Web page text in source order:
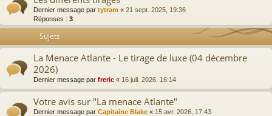
Dernier message par tytram « 21 sept. 2025, 19:36
Réponses : 3
Sujets
La Menace Atlante - Le tirage de luxe (04 décembre
2026)
Dernier message par freric « 16 juil. 2026, 16:14
Votre avis sur "La menace Atlante"
Dernier message par Capitaine Blake « 15 avr. 2026, 17:43